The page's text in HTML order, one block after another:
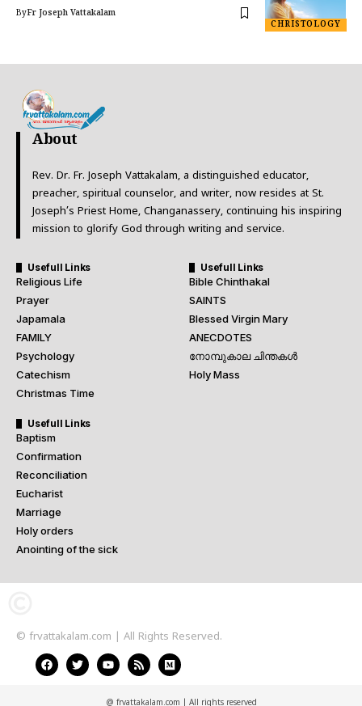
CHRISTOLOGY
ByFr Joseph Vattakalam
About
Rev. Dr. Fr. Joseph Vattakalam, a distinguished educator,
preacher, spiritual counselor, and writer, now resides at St.
Joseph’s Priest Home, Changanassery, continuing his inspiring
mission to glorify God through writing and service.
Usefull Links
Religious Life
Prayer
Japamala
FAMILY
Psychology
Catechism
Christmas Time
Usefull Links
Bible Chinthakal
SAINTS
Blessed Virgin Mary
ANECDOTES
നോമ്പുകാല ചിന്തകൾ
Holy Mass
Usefull Links
Baptism
Confirmation
Reconciliation
Eucharist
Marriage
Holy orders
Anointing of the sick
© frvattakalam.com | All Rights Reserved.
@ frvattakalam.com | All rights reserved